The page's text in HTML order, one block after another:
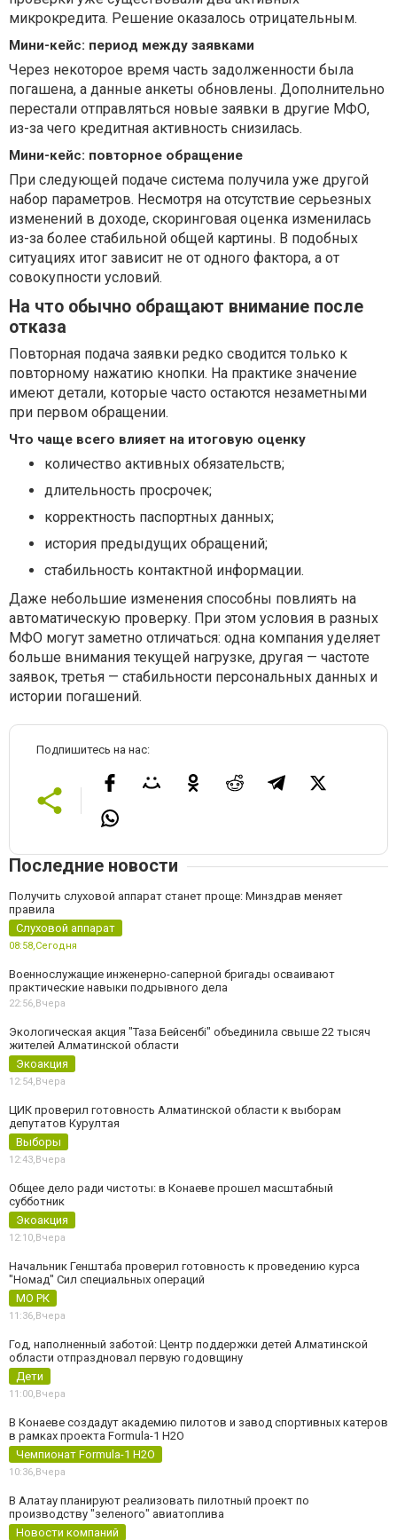
микрокредита. Решение оказалось отрицательным.
Мини-кейс: период между заявками
Через некоторое время часть задолженности была
погашена, а данные анкеты обновлены. Дополнительно
перестали отправляться новые заявки в другие МФО,
из-за чего кредитная активность снизилась.
Мини-кейс: повторное обращение
При следующей подаче система получила уже другой
набор параметров. Несмотря на отсутствие серьезных
изменений в доходе, скоринговая оценка изменилась
из-за более стабильной общей картины. В подобных
ситуациях итог зависит не от одного фактора, а от
совокупности условий.
На что обычно обращают внимание после
отказа
Повторная подача заявки редко сводится только к
повторному нажатию кнопки. На практике значение
имеют детали, которые часто остаются незаметными
при первом обращении.
Что чаще всего влияет на итоговую оценку
количество активных обязательств;
длительность просрочек;
корректность паспортных данных;
история предыдущих обращений;
стабильность контактной информации.
Даже небольшие изменения способны повлиять на
автоматическую проверку. При этом условия в разных
МФО могут заметно отличаться: одна компания уделяет
больше внимания текущей нагрузке, другая — частоте
заявок, третья — стабильности персональных данных и
истории погашений.
Подпишитесь на нас:
Последние новости
Получить слуховой аппарат станет проще: Минздрав меняет
правила
Слуховой аппарат
08:58,Сегодня
Военнослужащие инженерно-саперной бригады осваивают
практические навыки подрывного дела
22:56,Вчера
Экологическая акция "Таза Бейсенбі" объединила свыше 22 тысяч
жителей Алматинской области
Экоакция
12:54,Вчера
ЦИК проверил готовность Алматинской области к выборам
депутатов Курултая
Выборы
12:43,Вчера
Общее дело ради чистоты: в Конаеве прошел масштабный
субботник
Экоакция
12:10,Вчера
Начальник Генштаба проверил готовность к проведению курса
"Номад" Сил специальных операций
МО РК
11:36,Вчера
Год, наполненный заботой: Центр поддержки детей Алматинской
области отпраздновал первую годовщину
Дети
11:00,Вчера
В Конаеве создадут академию пилотов и завод спортивных катеров
в рамках проекта Formula-1 H2O
Чемпионат Formula-1 H2O
10:36,Вчера
В Алатау планируют реализовать пилотный проект по
производству "зеленого" авиатоплива
Новости компаний